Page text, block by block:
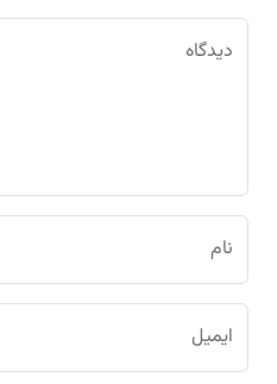
دیدگاه
نام
ایمیل